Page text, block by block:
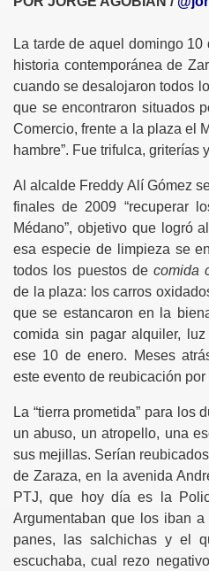
La tarde de aquel domingo
historia contemporánea de
cuando se desalojaron todos
que se encontraron situados
Comercio, frente a la plaza el
hambre”. Fue trifulca, griterías
Al alcalde Freddy Alí Gómez
finales de 2009 “recuperar
Médano”, objetivo que logró
esa especie de limpieza se
todos los puestos de comida
de la plaza: los carros
que se estancaron en la
comida sin pagar alquiler,
ese 10 de enero. Meses
este evento de reubicación
La “tierra prometida” para los
un abuso, un atropello, una
sus mejillas. Serían
de Zaraza, en la avenida
PTJ, que hoy día es la
Argumentaban que los iban
panes, las salchichas y el
escuchaba, cual rezo